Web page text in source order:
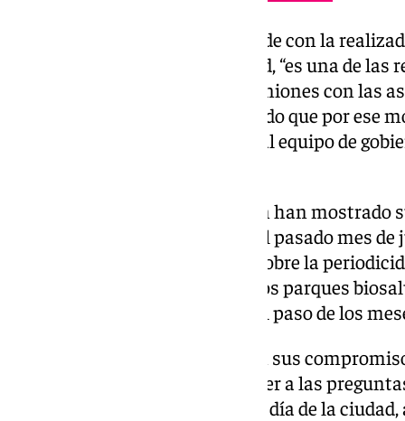
De hecho, esta demanda coincide con la
colectivos vecinales de la ciudad, “es una de
nos llegan en las diferentes reuniones con las
señalado Torres, que ha explicado que por ese
que desde el PSOE trasladaron al equipo de
Además, desde el PSOE también han
través de preguntas plenarias el pasado mes
específicamente información sobre la
mantenimiento y limpieza de los parques
siguen sin respuesta a pesar del paso de los
“Bruno García debe cumplir con sus
propuestas aceptadas, responder a las
centrarse en la gestión del día a día de la